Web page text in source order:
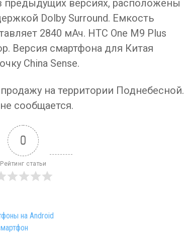
предыдущих версиях, расположены
Dolby Surround. Емкость
2840 мАч. HTC One M9 Plus
Версия смартфона для Китая
China Sense.
на территории Поднебесной.
сообщается.
0
Рейтинг статьи
на Android